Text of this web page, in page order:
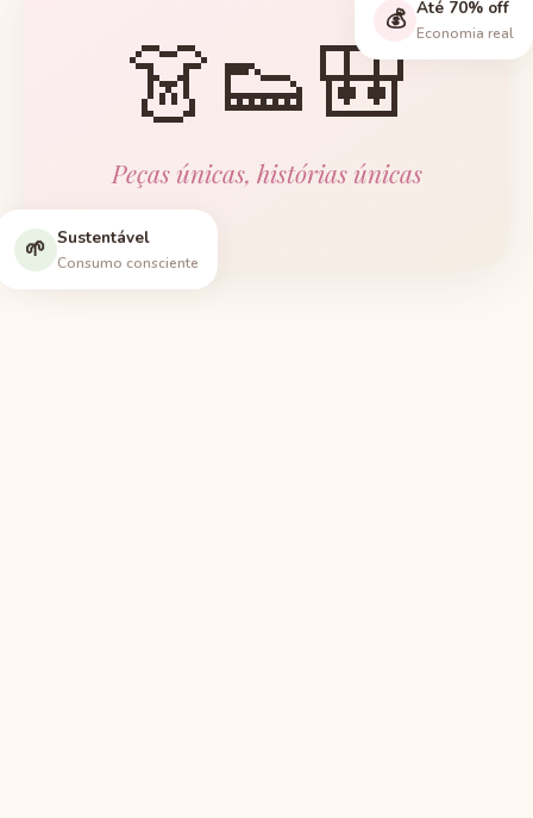
👗👟🎒
Peças únicas, histórias únicas
🌱 Sustentável
Consumo consciente
💰 Até 70% off
Economia real